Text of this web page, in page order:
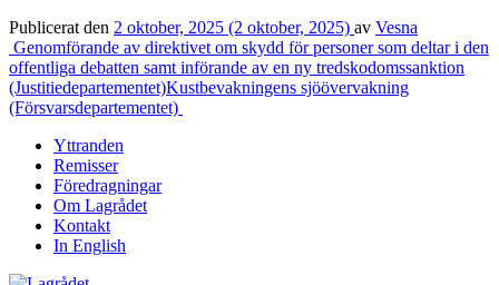
Publicerat den 2 oktober, 2025 (2 oktober, 2025) av Vesna
Inläggsnavigering
Genomförande av direktivet om skydd för personer som deltar i den
offentliga debatten samt införande av en ny tredskodomssanktion
(Justitiedepartementet)Kustbevakningens sjöövervakning
(Försvarsdepartementet)
Yttranden
Remisser
Föredragningar
Om Lagrådet
Kontakt
In English